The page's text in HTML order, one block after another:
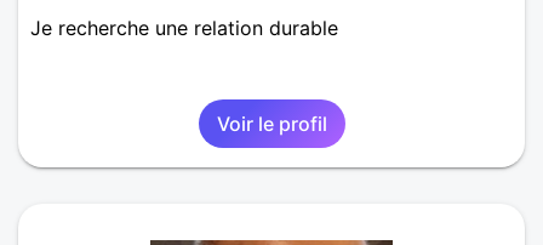
Je recherche une relation durable
Voir le profil